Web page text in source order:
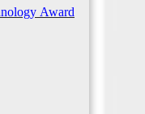
Award